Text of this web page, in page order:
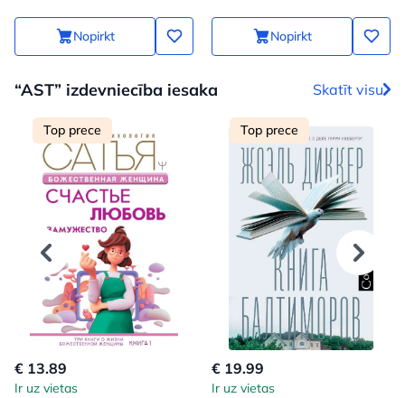
Nopirkt Nopirkt
“AST” izdevniecība iesaka Skatīt visu
Top prece
€ 13.89
Ir uz vietas
Top prece
€ 19.99
Ir uz vietas